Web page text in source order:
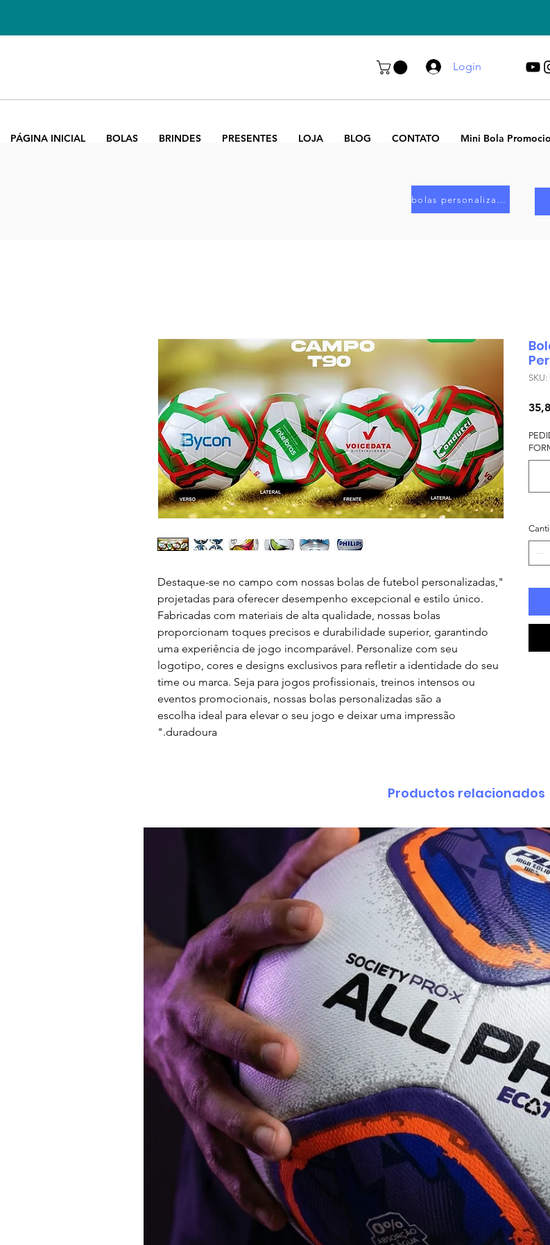
PÁGINA INICIAL BOLAS BRINDES PRESENTES LOJA BLOG CONTATO Mini Bola
Login
bolas personalizadas
"Destaque-se no campo com nossas bolas de futebol personalizadas,
projetadas para oferecer desempenho excepcional e estilo único.
Fabricadas com materiais de alta qualidade, nossas bolas
proporcionam toques precisos e durabilidade superior, garantindo
uma experiência de jogo incomparável. Personalize com seu
logotipo, cores e designs exclusivos para refletir a identidade do seu
time ou marca. Seja para jogos profissionais, treinos intensos ou
eventos promocionais, nossas bolas personalizadas são a
escolha ideal para elevar o seu jogo e deixar uma impressão
duradoura."
Productos relacionados